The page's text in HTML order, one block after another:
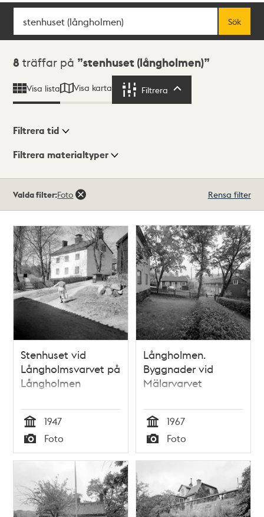
Sök
Sök
Sökresultat
8 träffar på stenhuset (långholmen)
Visa lista Visa karta Filtrera
Visningsläge
Filtrera tid
Filtrera materialtyper
träffar
Valda filter:Foto Rensa filter
Stenhuset vid
Långholmsvarvet på
Långholmen
Tid
1947
Typ
Foto
Långholmen.
Byggnader vid
Mälarvarvet
Tid
1967
Typ
Foto